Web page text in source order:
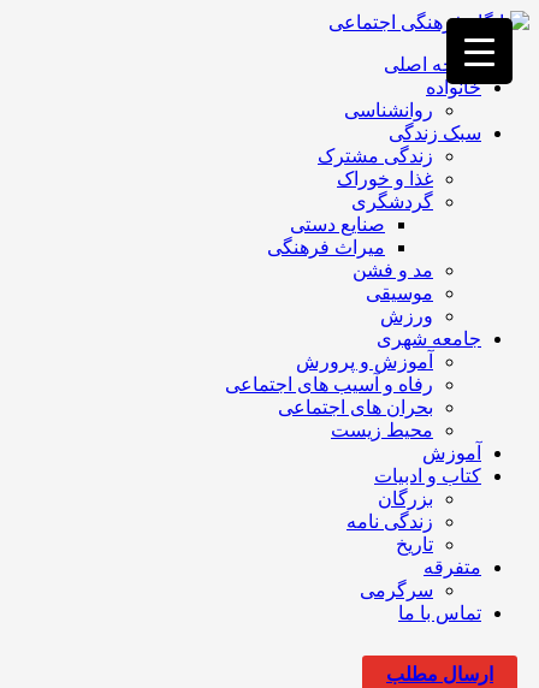
فصد
خون
غرب
تهران
خشکشویی
تصفیه
تهران
صفحه اصلی
خانواده
روانشناسی
سبک زندگی
زندگی مشترک
غذا و خوراک
گردشگری
صنایع دستی
میراث فرهنگی
مد و فشن
موسیقی
ورزش
جامعه شهری
آموزش و پرورش
رفاه و آسیب های اجتماعی
بحران های اجتماعی
محیط زیست
آموزش
کتاب و ادبیات
بزرگان
زندگی نامه
تاریخ
متفرقه
سرگرمی
تماس با ما
ارسال مطلب